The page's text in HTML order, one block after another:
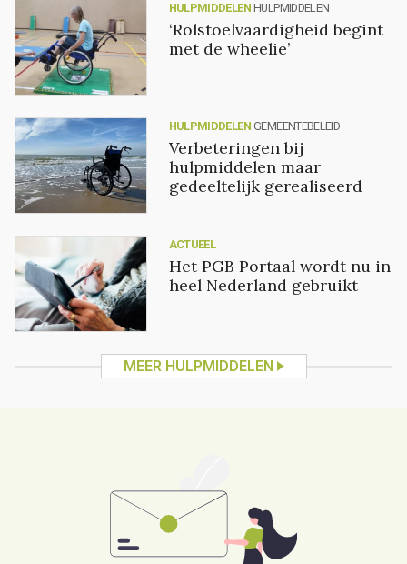
HULPMIDDELEN HULPMIDDELEN
‘Rolstoelvaardigheid begint
met de wheelie’
HULPMIDDELEN GEMEENTEBELEID
Verbeteringen bij
hulpmiddelen maar
gedeeltelijk gerealiseerd
ACTUEEL
Het PGB Portaal wordt nu in
heel Nederland gebruikt
MEER HULPMIDDELEN